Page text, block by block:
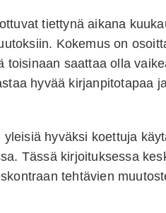
tiettynä aikana
Kokemus on
toisinaan saattaa olla
hyvää kirjanpitotapaa
hyväksi koettuja
Tässä kirjoituksessa
tehtävien